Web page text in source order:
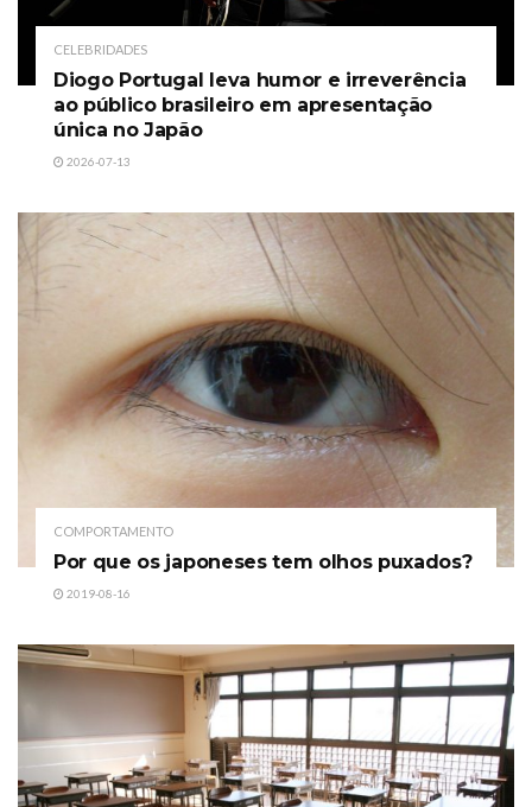
CELEBRIDADES
Diogo Portugal leva humor e irreverência
ao público brasileiro em apresentação
única no Japão
2026-07-13
COMPORTAMENTO
Por que os japoneses tem olhos puxados?
2019-08-16